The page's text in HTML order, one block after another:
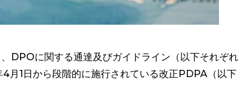
DPOに関する通達及びガイドライン（以下それぞれ
月1日から段階的に施行されている改正PDPA（以下